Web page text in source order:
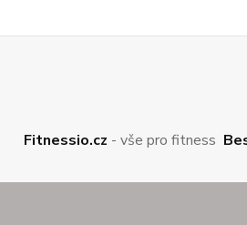
Fitnessio.cz - vše pro fitness